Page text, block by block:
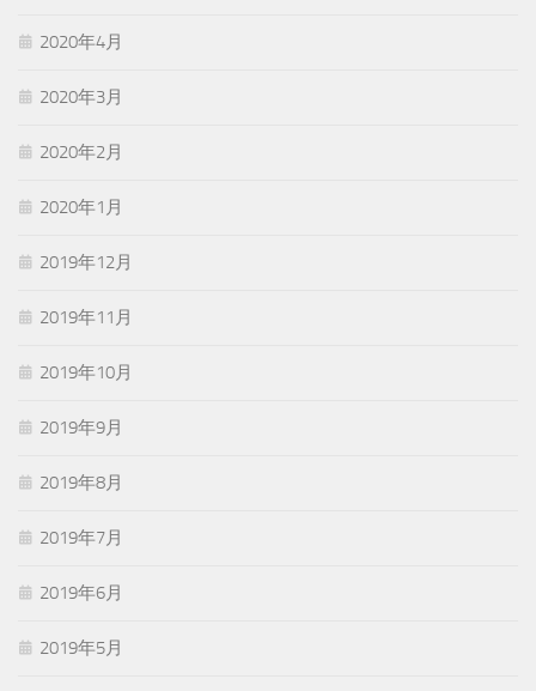
2020年4月
2020年3月
2020年2月
2020年1月
2019年12月
2019年11月
2019年10月
2019年9月
2019年8月
2019年7月
2019年6月
2019年5月